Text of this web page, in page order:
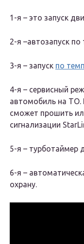
1-я – это запуск
2-я –автозапуск по
3-я – запуск по
4-я – сервисный
автомобиль на ТО.
сможет прошить
сигнализации
5-я – турботаймер
6-я –
охрану.